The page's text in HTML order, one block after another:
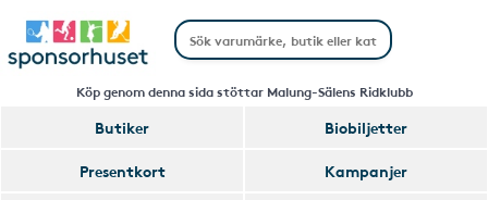
Köp genom denna sida stöttar Malung-Sälens Ridklubb
Butiker
Biobiljetter
Presentkort
Kampanjer